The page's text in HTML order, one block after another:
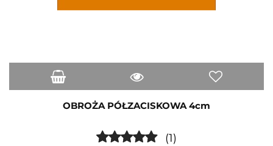
OBROŻA PÓŁZACISKOWA 4cm
(1)